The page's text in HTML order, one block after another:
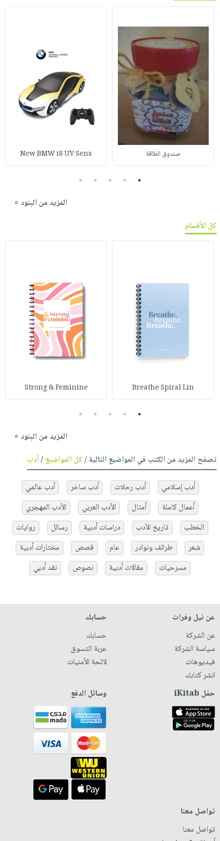
صندوق الطاقة New BMW i8 UV Sens
1
2
3
4
5
المزيد من البنود »
كل الأقسام
Breathe Spiral Lin
Strong & Feminine
1
2
3
4
5
المزيد من البنود »
تصفح المزيد من الكتب في المواضيع التالية /كل المواضيع/أدب
أدب إسلامي أدب رحلات أدب ساخر
أدب عالمي
أعمال كاملة
أمثال الأدب العربي
الأدب المهجري
الخطب
تاريخ الأدب دراسات أدبية رسائل
روايات
شعر
طرائف ونوادر عام قصص
مختارات أدبية
مسرحيات
مقالات أدبية نصوص نقد أدبي
عن نيل وفرات
عن الشركة
سياسة الشركة
فيديوهات
انشر كتابك
حسابك
حسابك
عربة التسوق
لائحة الأمنيات
حمّل iKitab وسائل الدفع
تواصل معنا
تواصل معنا